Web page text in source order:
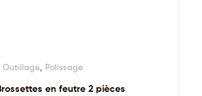
Outillage, Polissage
en feutre 2 pièces